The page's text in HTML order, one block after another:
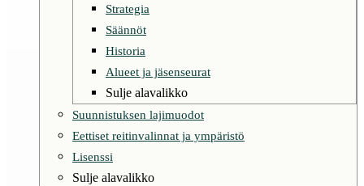
Strategia
Säännöt
Historia
Alueet ja jäsenseurat
Sulje alavalikko
Suunnistuksen lajimuodot
Eettiset reitinvalinnat ja ympäristö
Lisenssi
Sulje alavalikko